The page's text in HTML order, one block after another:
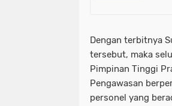
Dengan terbitnya
tersebut, maka
Pimpinan Tinggi
Pengawasan
personel yang